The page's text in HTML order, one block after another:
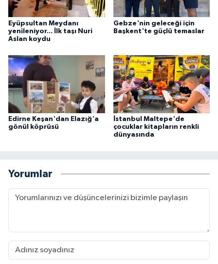
Eyüpsultan Meydanı
yenileniyor... İlk taşı Nuri
Aslan koydu
Gebze'nin geleceği için
Başkent'te güçlü temaslar
Edirne Keşan'dan Elazığ'a
gönül köprüsü
İstanbul Maltepe'de
çocuklar kitapların renkli
dünyasında
Yorumlar